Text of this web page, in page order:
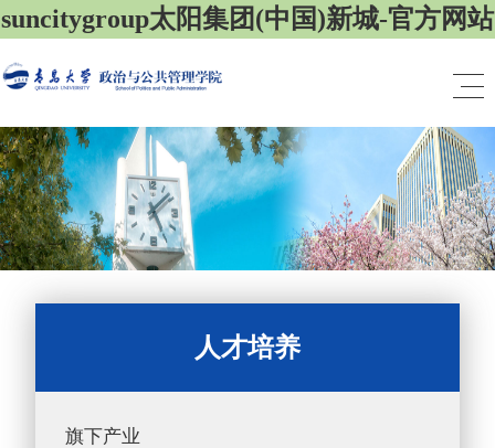
suncitygroup太阳集团(中国)新城-官方网站
人才培养
旗下产业